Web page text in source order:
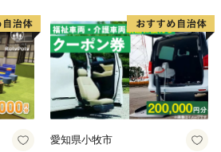
連合」に加盟。
に取り組んでいる。
林】
の場所に、約92haのブナの原生林
愛知県小牧市